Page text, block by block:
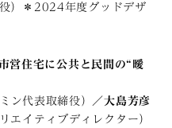
）＊2024年度グッドデザ
住宅に公共と民間の“曖
ン代表取締役）／大島芳彦
エイティブディレクター）